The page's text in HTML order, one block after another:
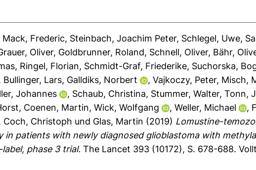
Mack, Frederic, Steinbach, Joachim Peter, Schlegel, Uwe,
Oliver, Goldbrunner, Roland, Schnell, Oliver, Bähr,
, Ringel, Florian, Schmidt-Graf, Friederike, Suchorska,
, Bullinger, Lars, Galldiks, Norbert ,Vajkoczy, Peter, Misch,
Johannes , Schaub, Christina, Stummer, Walter,Tonn,
, Coenen, Martin,Wick, Wolfgang ,Weller, Michael ,
, Coch, Christoph und Glas, Martin (2019) Lomustine-
in patients with newly diagnosed glioblastoma with
phase 3 trial. The Lancet 393 (10172), S. 678-688.